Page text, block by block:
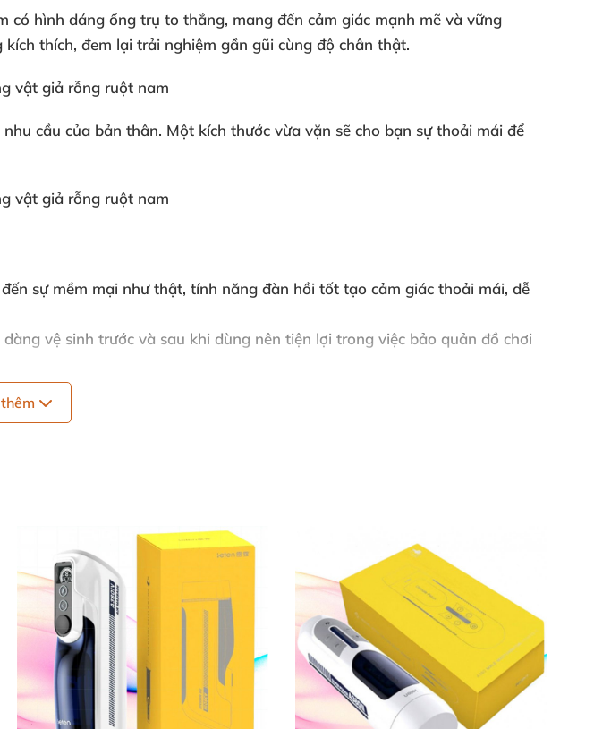
có hình dáng ống trụ to thẳng, mang đến cảm giác mạnh mẽ và vững
kích thích, đem lại trải nghiệm gần gũi cùng độ chân thật.
nhu cầu của bản thân. Một kích thước vừa vặn sẽ cho bạn sự thoải mái để
sự mềm mại như thật, tính năng đàn hồi tốt tạo cảm giác thoải mái, dễ
vệ sinh trước và sau khi dùng nên tiện lợi trong việc bảo quản đồ chơi